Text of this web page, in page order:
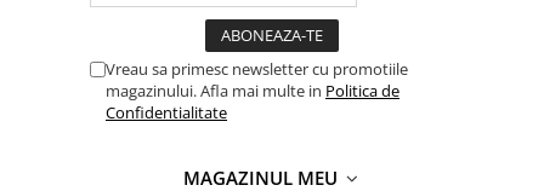
Vreau sa primesc newsletter cu promotiile
magazinului. Afla mai multe in Politica de
Confidentialitate
MAGAZINUL MEU